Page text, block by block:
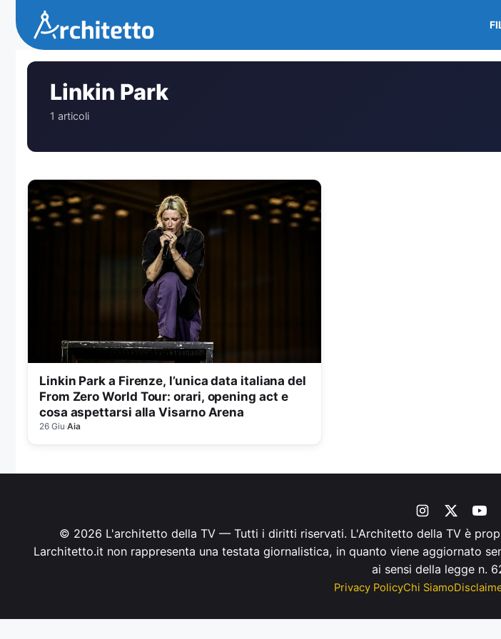
contenuto
Linkin Park
1 articoli
Linkin Park a Firenze, l’unica data italiana del
From Zero World Tour: orari, opening act e
cosa aspettarsi alla Visarno Arena
26 Giu·Aia
© 2026 L'architetto della TV — Tutti i diritti riservati. L'Architetto della TV è
Larchitetto.it non rappresenta una testata giornalistica, in quanto viene aggiornato
ai sensi della legge n.
Privacy PolicyChi Siamo